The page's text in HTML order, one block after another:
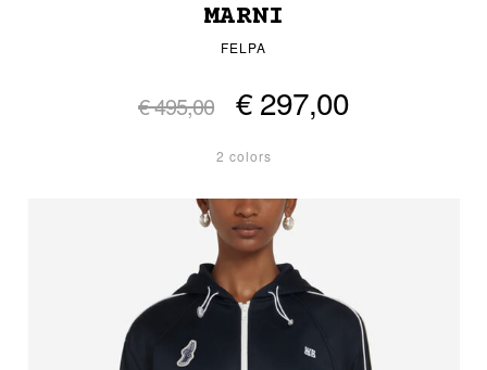
MARNI
FELPA
€ 495,00 € 297,00
2 colors